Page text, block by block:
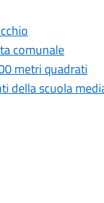
comunale
metri quadrati
della scuola